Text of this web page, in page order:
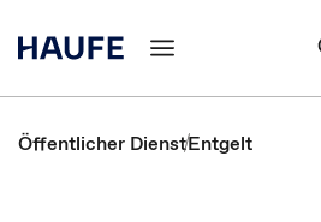
Öffentlicher DienstEntgelt